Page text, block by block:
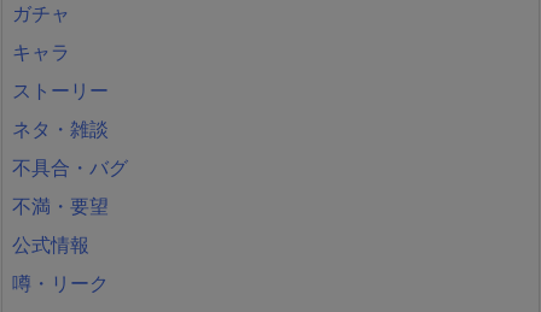
ガチャ
キャラ
ストーリー
ネタ・雑談
不具合・バグ
不満・要望
公式情報
噂・リーク